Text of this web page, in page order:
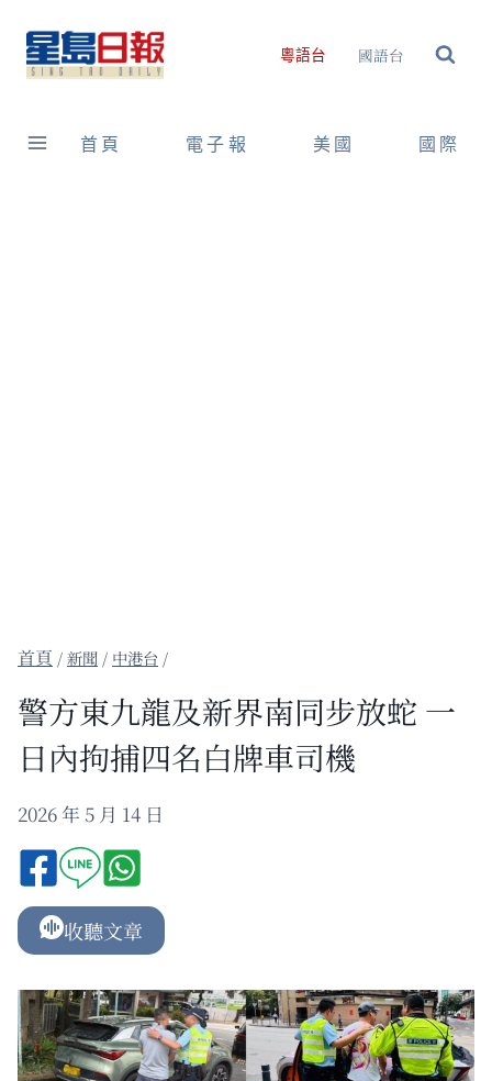
content
粵語台 國語台
首頁 電子報 美國 國際
/新聞 / 中港台 /
警方東九龍及新界南同步放蛇 一
日內拘捕四名白牌車司機
2026 年 5 月 14 日
收聽文章